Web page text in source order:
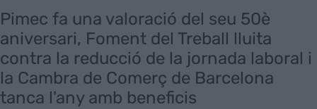
Pimec fa una valoració del seu 50è
aniversari, Foment del Treball lluita
contra la reducció de la jornada laboral i
la Cambra de Comerç de Barcelona
tanca l'any amb beneficis